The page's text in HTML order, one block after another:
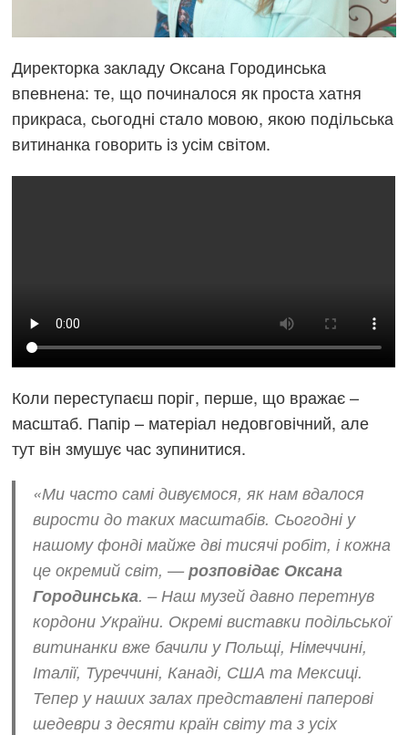
Директорка закладу Оксана Городинська
впевнена: те, що починалося як проста хатня
прикраса, сьогодні стало мовою, якою подільська
витинанка говорить із усім світом.
Коли переступаєш поріг, перше, що вражає –
масштаб. Папір – матеріал недовговічний, але
тут він змушує час зупинитися.
«Ми часто самі дивуємося, як нам вдалося
вирости до таких масштабів. Сьогодні у
нашому фонді майже дві тисячі робіт, і кожна
це окремий світ, — розповідає Оксана
Городинська. – Наш музей давно перетнув
кордони України. Окремі виставки подільської
витинанки вже бачили у Польщі, Німеччині,
Італії, Туреччині, Канаді, США та Мексиці.
Тепер у наших залах представлені паперові
шедеври з десяти країн світу та з усіх